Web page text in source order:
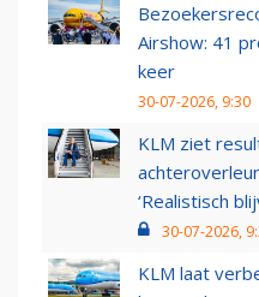
Airshow: 41
keer
30-07-2026, 9:30
KLM ziet
‘Realistisch
30-07-2026,
KLM laat